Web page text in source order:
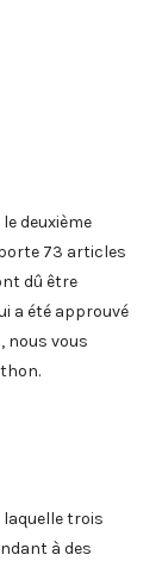
deuxième
73 articles
dû être
a été approuvé
nous vous
laquelle trois
à des